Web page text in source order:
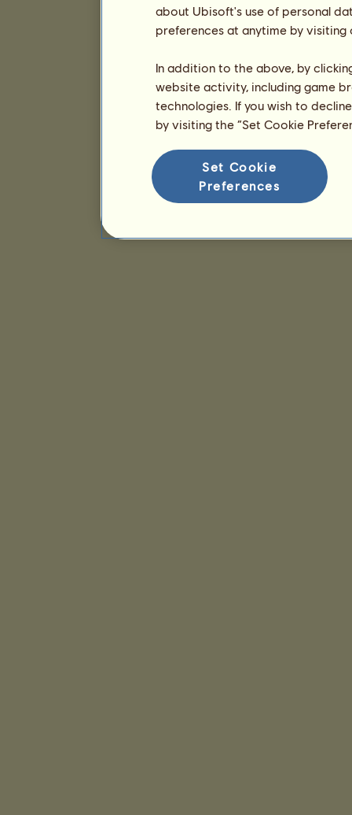
about Ubisoft's use of personal
preferences at anytime by
In addition to the above, by
website activity, including game
technologies. If you wish to
by visiting the “Set Cookie
Set Cookie
Preferences